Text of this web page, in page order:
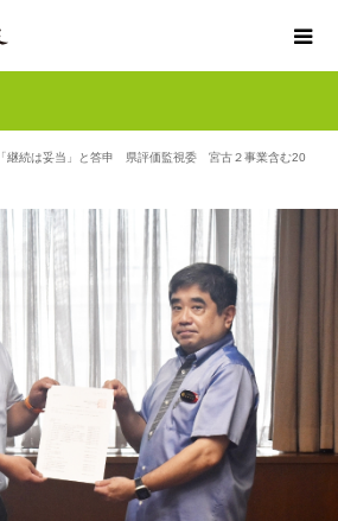
「継続は妥当」と答申 県評価監視委 宮古２事業含む20